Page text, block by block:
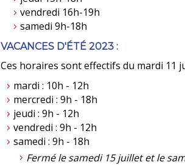
vendredi 16h-19h
samedi 9h-18h
VACANCES D'ÉTÉ 2023 :
Ces horaires sont effectifs du mardi 11
mardi : 10h - 12h
mercredi : 9h - 18h
jeudi : 9h - 12h
vendredi : 9h - 12h
samedi : 9h - 18h
Fermé le samedi 15 juillet et le